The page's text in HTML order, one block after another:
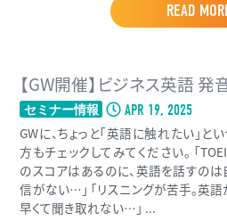
READ
【GW開催】ビジネス英語 発
セミナー情報 APR 19, 2025
GWに、ちょっと「英語に触れたい」とい
方もチェックしてみてください。 「
のスコアはあるのに、英語を話すのは
信がない…」 「リスニングが苦手。英語
早くて聞き取れない…」 ...